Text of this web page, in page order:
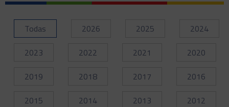
Todas 2026 2025
2024
2023
2022 2021
2020
2019
2018 2017
2016
2015
2014 2013
2012